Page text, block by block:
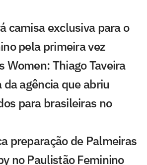
camisa exclusiva para o
pela primeira vez
Women: Thiago Taveira
agência que abriu
para brasileiras no
preparação de Palmeiras
no Paulistão Feminino